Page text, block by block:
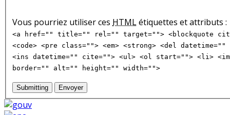
Vous pourriez utiliser ces HTMLétiquettes et attributs :
<a href="" title="" rel="" target=""> <blockquote
<code> <pre class=""> <em> <strong> <del
<ins datetime="" cite=""> <ul> <ol start=""> <li>
border="" alt="" height="" width="">
Submitting Envoyer